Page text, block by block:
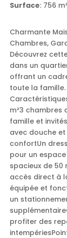
Surface: 756 m²
Charmante
Chambres,
Découvrez
dans un
offrant un
toute la famille.
m²3
famille et
avec douche
confortUn
pour un
spacieux de 50
accès direct à
équipée et
un
profiter des